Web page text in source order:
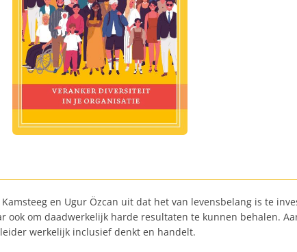
Kamsteeg en Ugur Özcan uit dat het van levensbelang is te
ook om daadwerkelijk harde resultaten te kunnen behalen.
werkelijk inclusief denkt en handelt.